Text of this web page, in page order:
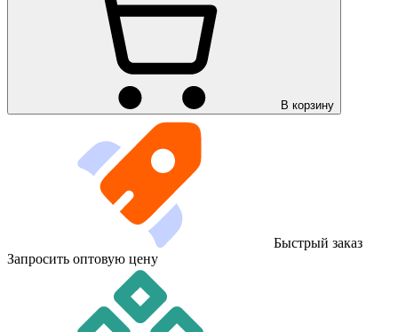
В корзину
Быстрый заказ
Запросить оптовую цену